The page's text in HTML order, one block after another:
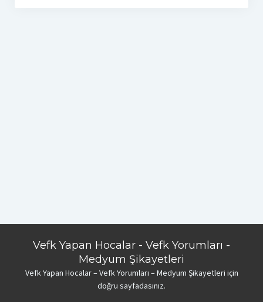
Vefk Yapan Hocalar - Vefk Yorumları -
Medyum Şikayetleri
Vefk Yapan Hocalar – Vefk Yorumları – Medyum Şikayetleri için
doğru sayfadasınız.